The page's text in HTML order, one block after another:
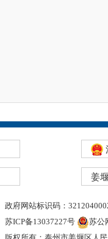
姜
政府网站标识码：
苏ICP备13037227号
苏公